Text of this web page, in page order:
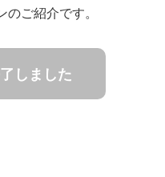
ご紹介です。
しました